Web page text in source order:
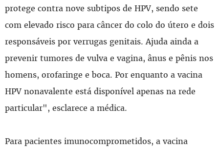
protege contra nove subtipos de HPV, sendo sete
com elevado risco para câncer do colo do útero e dois
responsáveis por verrugas genitais. Ajuda ainda a
prevenir tumores de vulva e vagina, ânus e pênis nos
homens, orofaringe e boca. Por enquanto a vacina
HPV nonavalente está disponível apenas na rede
particular", esclarece a médica.
Para pacientes imunocomprometidos, a vacina